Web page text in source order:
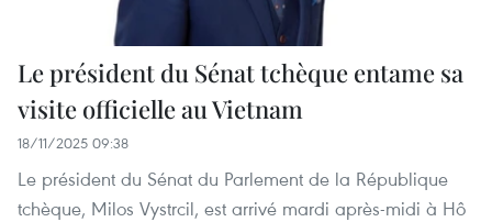
Le président du Sénat tchèque entame sa
visite officielle au Vietnam
18/11/2025 09:38
Le président du Sénat du Parlement de la République
tchèque, Milos Vystrcil, est arrivé mardi après-midi à Hô